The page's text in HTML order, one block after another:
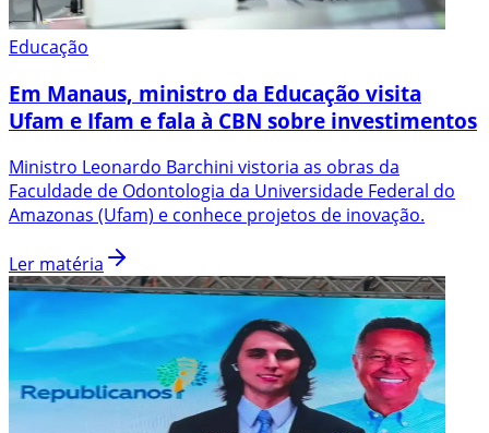
Educação
Em Manaus, ministro da Educação visita
Ufam e Ifam e fala à CBN sobre investimentos
Ministro Leonardo Barchini vistoria as obras da
Faculdade de Odontologia da Universidade Federal do
Amazonas (Ufam) e conhece projetos de inovação.
Ler matéria